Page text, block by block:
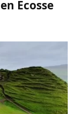
Ecosse